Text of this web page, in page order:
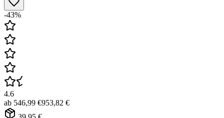
-43%
4.6
ab 546,99 €953,82 €